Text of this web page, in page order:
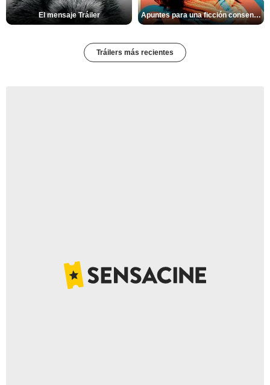
El mensaje Tráiler Apuntes para una ficción consentida Tráiler
Tráilers más recientes